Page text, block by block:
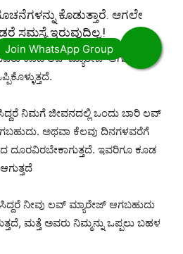
ಕೊಡುತ್ತಾರೆ. ಆಗಲೇ
ಸಮಸ್ಯೆ ಇರುವುದಿಲ್ಲ.!
ಕೂಡ ಲವ್ ಮ್ಯಾರೇಜ್ ಆಗುತ್ತಾರೆ.
ನಿಮಗೆ ಜೀವನದಲ್ಲಿ ಒಂದು ಬಾರಿ ಲವ್
ಅಥವಾ ಕೆಲವು ದಿನಗಳವರೆಗೆ
ದೂರವಿರಬೇಕಾಗುತ್ತದೆ. ಇವರಿಗೂ ಕೂಡ
ನೀವು ಲವ್ ಮ್ಯಾರೇಜ್ ಆಗಬಹುದು
ಮತ್ತೆ ಅವರು ನಿಮ್ಮನ್ನು ಒಪ್ಪಲು ಬಹಳ